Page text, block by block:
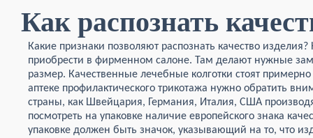
Как распознать
Какие признаки позволяют распознать качество
приобрести в фирменном салоне. Там делают нужные
размер. Качественные лечебные колготки стоят
аптеке профилактического трикотажа нужно обратить
страны, как Швейцария, Германия, Италия, США
посмотреть на упаковке наличие европейского знака
упаковке должен быть значок, указывающий на то, что